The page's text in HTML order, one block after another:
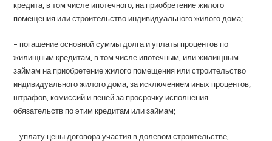
кредита, в том числе ипотечного, на приобретение жилого
помещения или строительство индивидуального жилого дома;
– погашение основной суммы долга и уплаты процентов по
жилищным кредитам, в том числе ипотечным, или жилищным
займам на приобретение жилого помещения или строительство
индивидуального жилого дома, за исключением иных процентов,
штрафов, комиссий и пеней за просрочку исполнения
обязательств по этим кредитам или займам;
– уплату цены договора участия в долевом строительстве,